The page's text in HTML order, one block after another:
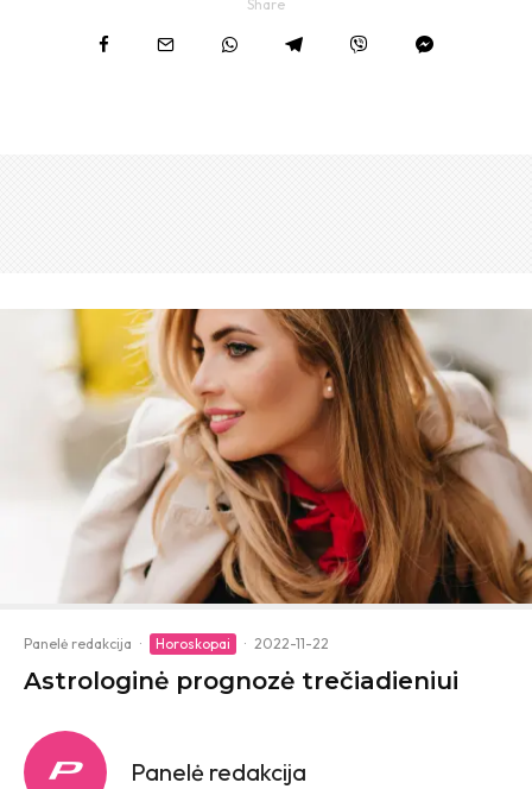
Share
Panelė redakcija · Horoskopai · 2022-11-22
Astrologinė prognozė trečiadieniui
Panelė redakcija